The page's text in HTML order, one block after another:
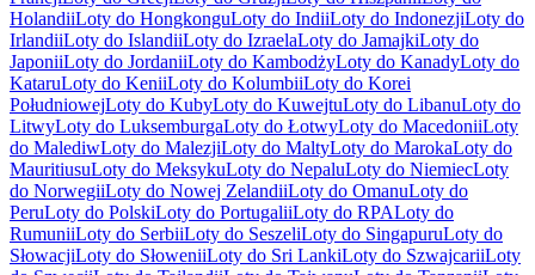
HolandiiLoty do HongkonguLoty do IndiiLoty do IndonezjiLoty do
IrlandiiLoty do IslandiiLoty do IzraelaLoty do JamajkiLoty do
JaponiiLoty do JordaniiLoty do KambodżyLoty do KanadyLoty do
KataruLoty do KeniiLoty do KolumbiiLoty do Korei
PołudniowejLoty do KubyLoty do KuwejtuLoty do LibanuLoty do
LitwyLoty do LuksemburgaLoty do ŁotwyLoty do MacedoniiLoty
do MalediwLoty do MalezjiLoty do MaltyLoty do MarokaLoty do
MauritiusuLoty do MeksykuLoty do NepaluLoty do NiemiecLoty
do NorwegiiLoty do Nowej ZelandiiLoty do OmanuLoty do
PeruLoty do PolskiLoty do PortugaliiLoty do RPALoty do
RumuniiLoty do SerbiiLoty do SeszeliLoty do SingapuruLoty do
SłowacjiLoty do SłoweniiLoty do Sri LankiLoty do SzwajcariiLoty